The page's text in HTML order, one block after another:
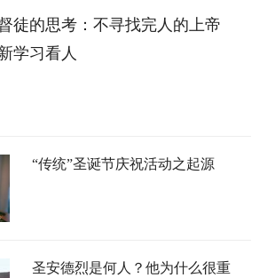
徒的思考：不寻找完人的上帝
学习看人
“传统”圣诞节庆祝活动之起源
圣安德烈是何人？他为什么很重